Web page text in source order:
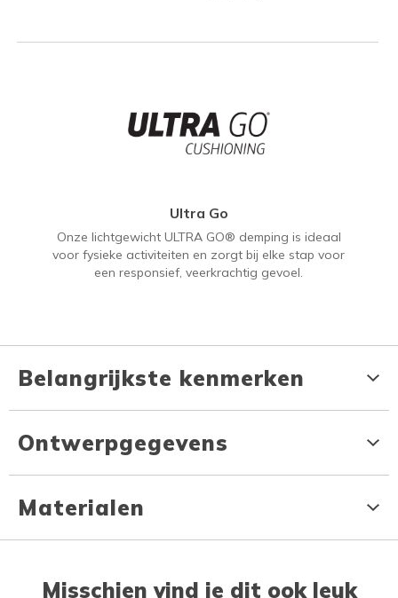
Ultra Go
Onze lichtgewicht ULTRA GO® demping is ideaal
voor fysieke activiteiten en zorgt bij elke stap voor
een responsief, veerkrachtig gevoel.
Belangrijkste kenmerken
Ontwerpgegevens
Materialen
Misschien vind je dit ook leuk